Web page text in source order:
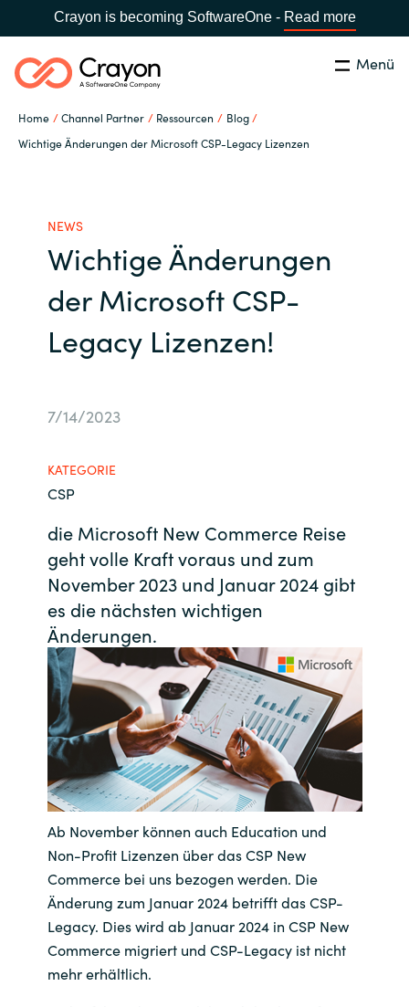
Crayon is becoming SoftwareOne - Read more
Menü
Home Channel Partner Ressourcen
Blog
Wichtige Änderungen der Microsoft CSP-Legacy Lizenzen
Global site
Africa
Australia
Denmark
Estonia
Finland
France
Germany
Hungary
Iceland
India
Indonesia
Kingdom of Saudi Arabia
Suchen Schließen
Unsere Expertise
Ressourcen
IT Campus - Customer Trainings
Karriere
Channel Partner
NEWS
Wichtige Änderungen
der Microsoft CSP-
Legacy Lizenzen!
7/14/2023
KATEGORIE
CSP
die Microsoft New Commerce Reise
geht volle Kraft voraus und zum
November 2023 und Januar 2024 gibt
es die nächsten wichtigen
Änderungen.
Ab November können auch Education und
Non-Profit Lizenzen über das CSP New
Commerce bei uns bezogen werden. Die
Änderung zum Januar 2024 betrifft das CSP-
Legacy. Dies wird ab Januar 2024 in CSP New
Commerce migriert und CSP-Legacy ist nicht
mehr erhältlich.